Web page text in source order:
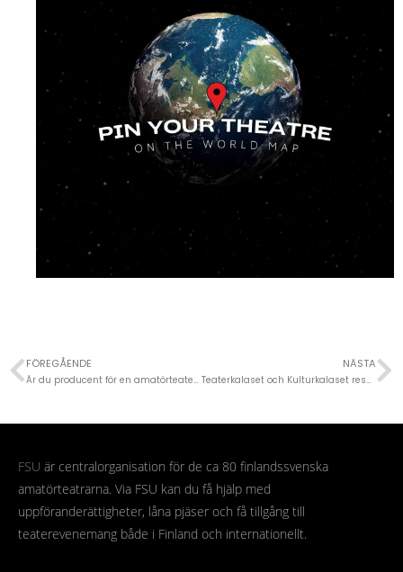
FÖREGÅENDE
Är du producent för en amatörteater och i behov av stöd?
NÄSTA
Teaterkalaset och Kulturkalaset reser till Åland! Kom med!
FSU är centralorganisation för de ca 80 finlandssvenska
amatörteatrarna. Via FSU kan du få hjälp med
uppföranderättigheter, låna pjäser och få tillgång till
teaterevenemang både i Finland och internationellt.